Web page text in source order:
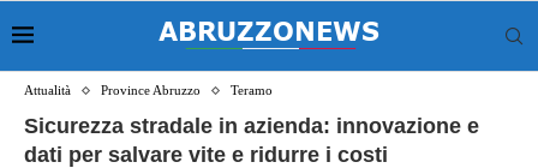
Attualità Province Abruzzo Teramo
Sicurezza stradale in azienda: innovazione e
dati per salvare vite e ridurre i costi